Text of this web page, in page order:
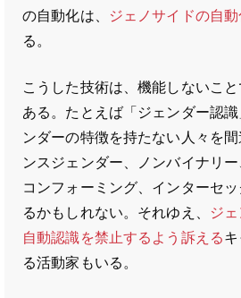
の自動化は、
ジェノサイドの自
る。
こうした技術は、機能しないこ
ある。たとえば「ジェンダー認
ンダーの特徴を持たない人々を
ンスジェンダー、ノンバイナリ
コンフォーミング、インターセ
るかもしれない。それゆえ、
ジ
自動認識を禁止するよう訴える
る活動家もいる。